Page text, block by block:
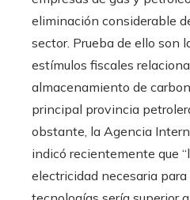
eliminación considerable
sector. Prueba de ello son
estímulos fiscales
almacenamiento de
principal provincia
obstante, la Agencia
indicó recientemente que
electricidad necesaria